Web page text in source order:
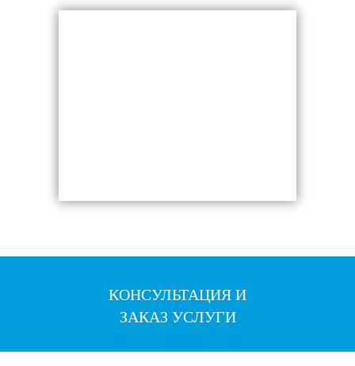
КОНСУЛЬТАЦИЯ И
ЗАКАЗ УСЛУГИ